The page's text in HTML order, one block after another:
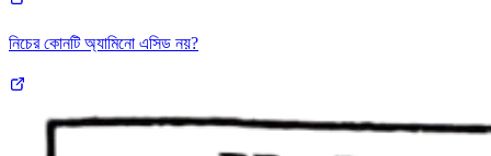
নিচের কোনটি অ্যামিনো এসিড নয়?